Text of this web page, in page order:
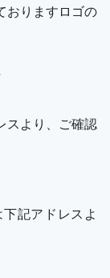
おりますロゴの
スより、ご確認
記アドレスよ